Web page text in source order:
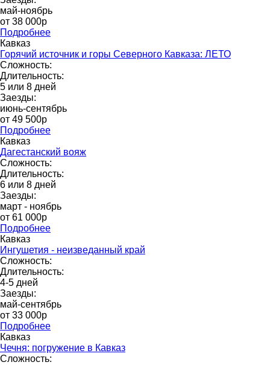
май-ноябрь
от 38 000p
Подробнее
Кавказ
Горячий источник и горы Северного Кавказа: ЛЕТО
Сложность:
Длительность:
5 или 8 дней
Заезды:
июнь-сентябрь
от 49 500p
Подробнее
Кавказ
Дагестанский вояж
Сложность:
Длительность:
6 или 8 дней
Заезды:
март - ноябрь
от 61 000p
Подробнее
Кавказ
Ингушетия - неизведанный край
Сложность:
Длительность:
4-5 дней
Заезды:
май-сентябрь
от 33 000р
Подробнее
Кавказ
Чечня: погружение в Кавказ
Сложность: